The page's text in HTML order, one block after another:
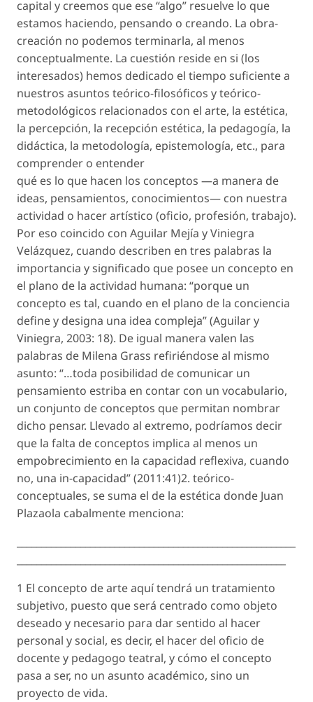
capital y creemos que ese “algo” resuelve lo que
estamos haciendo, pensando o creando. La obra-
creación no podemos terminarla, al menos
conceptualmente. La cuestión reside en si (los
interesados) hemos dedicado el tiempo suficiente a
nuestros asuntos teórico-filosóficos y teórico-
metodológicos relacionados con el arte, la estética,
la percepción, la recepción estética, la pedagogía, la
didáctica, la metodología, epistemología, etc., para
comprender o entender
qué es lo que hacen los conceptos —a manera de
ideas, pensamientos, conocimientos— con nuestra
actividad o hacer artístico (oficio, profesión, trabajo).
Por eso coincido con Aguilar Mejía y Viniegra
Velázquez, cuando describen en tres palabras la
importancia y significado que posee un concepto en
el plano de la actividad humana: “porque un
concepto es tal, cuando en el plano de la conciencia
define y designa una idea compleja” (Aguilar y
Viniegra, 2003: 18). De igual manera valen las
palabras de Milena Grass refiriéndose al mismo
asunto: “…toda posibilidad de comunicar un
pensamiento estriba en contar con un vocabulario,
un conjunto de conceptos que permitan nombrar
dicho pensar. Llevado al extremo, podríamos decir
que la falta de conceptos implica al menos un
empobrecimiento en la capacidad reflexiva, cuando
no, una in-capacidad” (2011:41)2. teórico-
conceptuales, se suma el de la estética donde Juan
Plazaola cabalmente menciona:
1 El concepto de arte aquí tendrá un tratamiento
subjetivo, puesto que será centrado como objeto
deseado y necesario para dar sentido al hacer
personal y social, es decir, el hacer del oficio de
docente y pedagogo teatral, y cómo el concepto
pasa a ser, no un asunto académico, sino un
proyecto de vida.